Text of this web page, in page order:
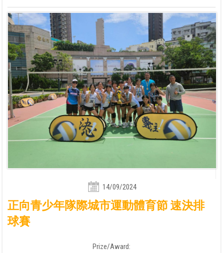
14/09/2024
正向青少年隊際城市運動體育節 速決排
球賽
Prize/Award: